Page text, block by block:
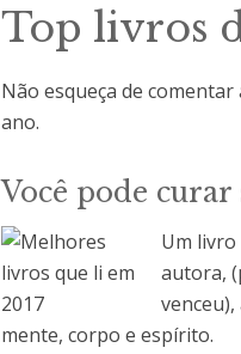
Top livros
Não esqueça de
ano.
Você pode
Um
autora,
mente, corpo e espírito.